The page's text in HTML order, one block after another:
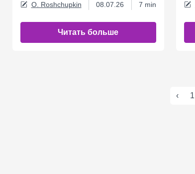
O. Roshchupkin 08.07.26 7 min
Читать больше
‹ 1